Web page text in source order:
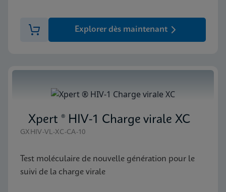
Explorer dès maintenant
Xpert ® HIV-1 Charge virale XC
GXHIV-VL-XC-CA-10
Test moléculaire de nouvelle génération pour le
suivi de la charge virale